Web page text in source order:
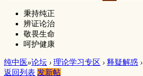
秉持纯正
辨证论治
敬畏生命
呵护健康
纯中医»论坛 › 理论学习专区 › 释疑解惑 ›
返回列表 发新帖